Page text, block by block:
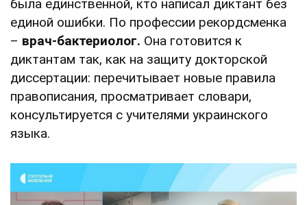
была единственной, кто написал диктант без
единой ошибки. По профессии рекордсменка
– врач-бактериолог. Она готовится к
диктантам так, как на защиту докторской
диссертации: перечитывает новые правила
правописания, просматривает словари,
консультируется с учителями украинского
языка.